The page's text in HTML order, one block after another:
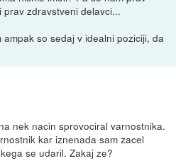
zdravstveni delavci...
so sedaj v idealni poziciji, da
nek nacin sprovociral varnostnika.
kar iznenada sam zacel
se udaril. Zakaj ze?